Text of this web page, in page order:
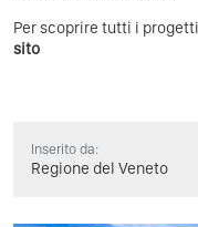
Per scoprire tutti i
sito
Inserito da:
Regione del Veneto